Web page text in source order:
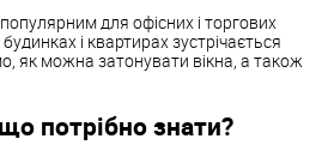
для офісних і торгових
і квартирах зустрічається
як можна затонувати вікна, а також
потрібно знати?